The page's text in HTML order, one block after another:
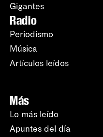
Gigantes
Radio
Periodismo
Música
Artículos leídos
Más
Lo más leído
Apuntes del día